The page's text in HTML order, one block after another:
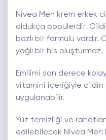
Nivea Men krem erkek
oldukça popülerdir.
bazlı bir formülü vardır.
yağlı bir his oluşturmaz.
Emilimi son derece
vitamini içeriğiyle cildin
uygulanabilir.
Yüz temizliği ve
edilebilecek Nivea